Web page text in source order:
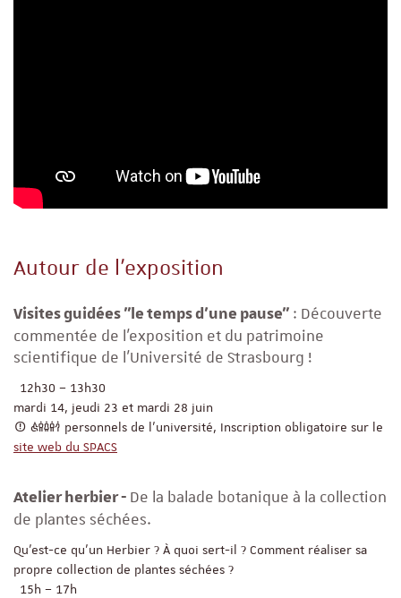
Autour de l’exposition
Visites guidées "le temps d’une pause" : Découverte
commentée de l’exposition et du patrimoine
scientifique de l’Université de Strasbourg !
12h30 – 13h30
mardi 14, jeudi 23 et mardi 28 juin
personnels de l’université, Inscription obligatoire sur le
site web du SPACS
Atelier herbier - De la balade botanique à la collection
de plantes séchées.
Qu'est-ce qu'un Herbier ? À quoi sert-il ? Comment réaliser sa
propre collection de plantes séchées ?
15h – 17h